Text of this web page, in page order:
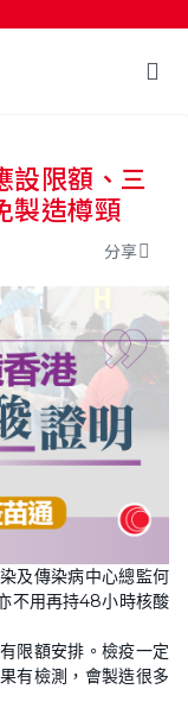
設限額、三
製造樽頸
分享
及傳染病中心總監何
不用再持48小時核酸
限額安排。檢疫一定
有檢測，會製造很多